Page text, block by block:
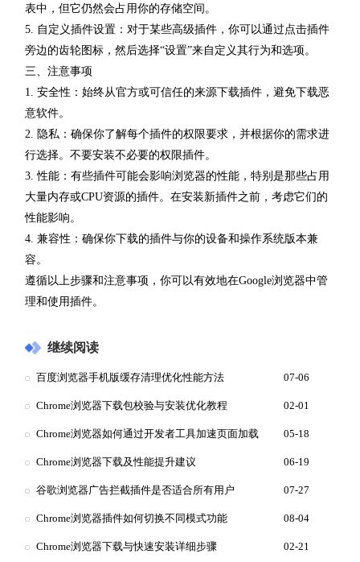
表中，但它仍然会占用你的存储空间。
5. 自定义插件设置：对于某些高级插件，你可以通过点击插件
旁边的齿轮图标，然后选择“设置”来自定义其行为和选项。
三、注意事项
1. 安全性：始终从官方或可信任的来源下载插件，避免下载恶
意软件。
2. 隐私：确保你了解每个插件的权限要求，并根据你的需求进
行选择。不要安装不必要的权限插件。
3. 性能：有些插件可能会影响浏览器的性能，特别是那些占用
大量内存或CPU资源的插件。在安装新插件之前，考虑它们的
性能影响。
4. 兼容性：确保你下载的插件与你的设备和操作系统版本兼
容。
遵循以上步骤和注意事项，你可以有效地在Google浏览器中管
理和使用插件。
继续阅读
百度浏览器手机版缓存清理优化性能方法 07-06
Chrome浏览器下载包校验与安装优化教程 02-01
Chrome浏览器如何通过开发者工具加速页面加载 05-18
Chrome浏览器下载及性能提升建议 06-19
谷歌浏览器广告拦截插件是否适合所有用户 07-27
Chrome浏览器插件如何切换不同模式功能 08-04
Chrome浏览器下载与快速安装详细步骤 02-21